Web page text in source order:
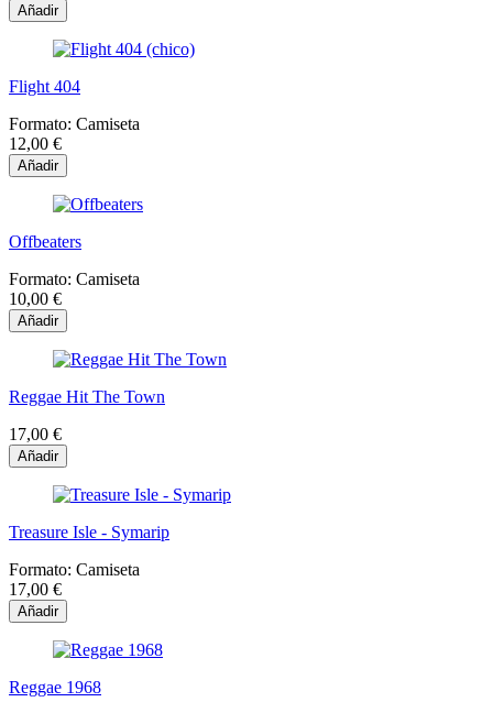
Añadir
Flight 404
Formato: Camiseta
12,00 €
Añadir
Offbeaters
Formato: Camiseta
10,00 €
Añadir
Reggae Hit The Town
17,00 €
Añadir
Treasure Isle - Symarip
Formato: Camiseta
17,00 €
Añadir
Reggae 1968